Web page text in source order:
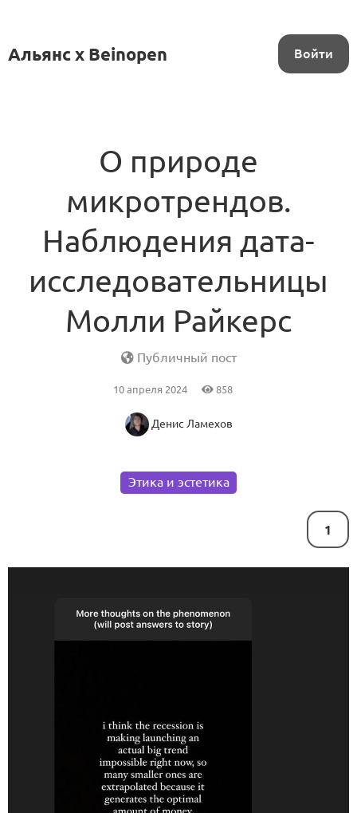
Альянс x Beinopen Войти
О природе
микротрендов.
Наблюдения дата-
исследовательницы
Молли Райкерс
Публичный пост
10 апреля 2024 858
Денис Ламехов
Этика и эстетика
1